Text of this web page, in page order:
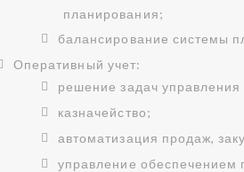
планирования;
балансирование системы
Оперативный учет:
решение задач
казначейство;
автоматизация продаж,
управление обеспечением